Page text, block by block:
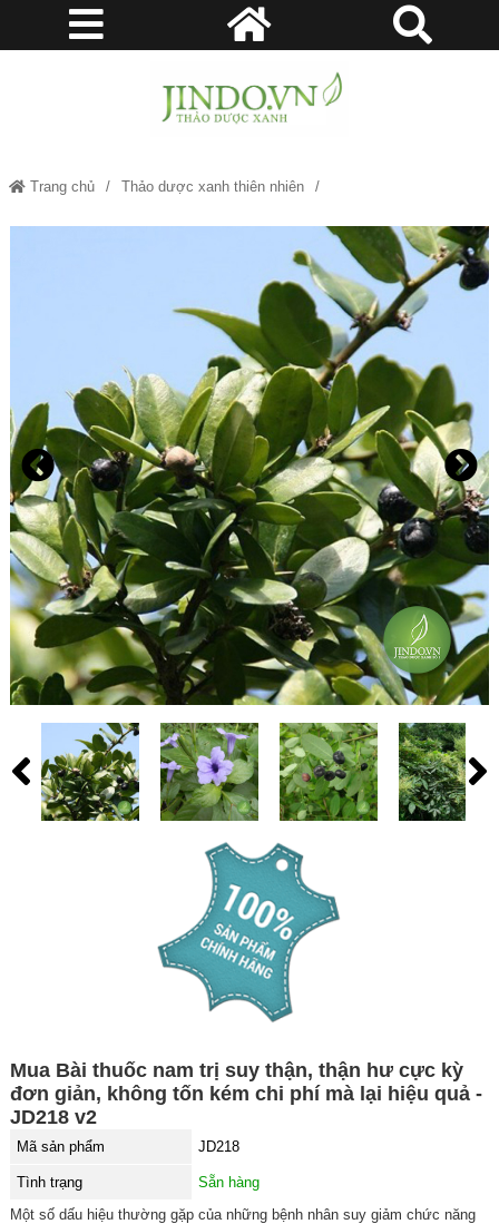
Trang chủ Thảo dược xanh thiên nhiên
Mua Bài thuốc nam trị suy thận, thận hư cực kỳ đơn giản, không tốn kém
Mua Bài thuốc nam trị suy thận, thận hư cực kỳ
đơn giản, không tốn kém chi phí mà lại hiệu quả -
JD218 v2
Mã sản phẩm JD218
Tình trạng
Sẵn hàng
Một số dấu hiệu thường gặp của những bệnh nhân suy giảm chức năng